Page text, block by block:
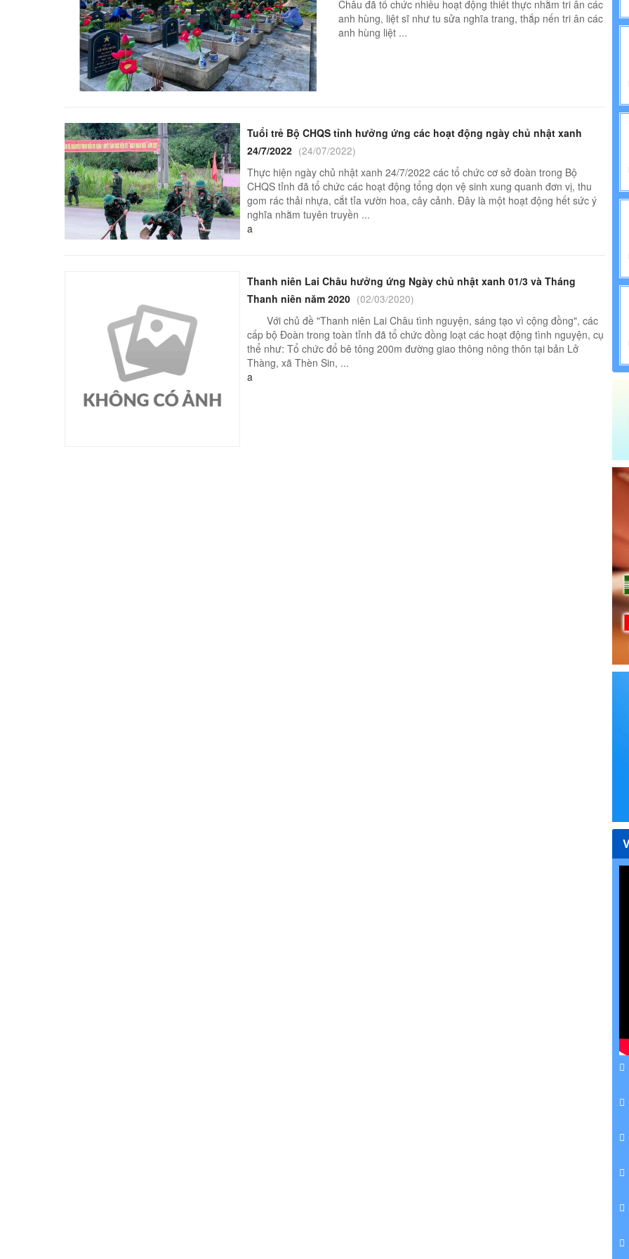
THI TRỰC TUYẾN
4 BÀI HỌC LÝ LUẬN CHÍNH TRỊ
TUYÊN TRUYỀN, PHỔ BIẾN PHÁP LUẬT
Châu đã tổ chức nhiều hoạt động thiết thực nhằm tri ân các
anh hùng, liệt sĩ như tu sửa nghĩa trang, thắp nến tri ân các
anh hùng liệt ...
Tuổi trẻ Bộ CHQS tỉnh hưởng ứng các hoạt động ngày chủ nhật xanh
24/7/2022 (24/07/2022)
Thực hiện ngày chủ nhật xanh 24/7/2022 các tổ chức cơ sở đoàn trong Bộ
CHQS tỉnh đã tổ chức các hoạt động tổng dọn vệ sinh xung quanh đơn vị, thu
gom rác thải nhựa, cắt tỉa vườn hoa, cây cảnh. Đây là một hoạt động hết sức ý
nghĩa nhằm tuyên truyền ...
a
Thanh niên Lai Châu hưởng ứng Ngày chủ nhật xanh 01/3 và Tháng
Thanh niên năm 2020 (02/03/2020)
Với chủ đề "Thanh niên Lai Châu tình nguyện, sáng tạo vì cộng đồng", các
cấp bộ Đoàn trong toàn tỉnh đã tổ chức đồng loạt các hoạt động tình nguyện, cụ
thể như: Tổ chức đổ bê tông 200m đường giao thông nông thôn tại bản Lở
Thàng, xã Thèn Sin, ...
a